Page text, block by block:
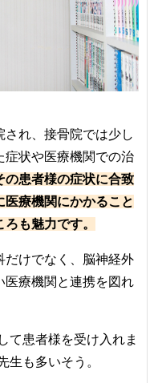
され、接骨院では少し
症状や医療機関での治
の患者様の症状に合致
医療機関にかかること
も魅力です。
だけでなく、脳神経外
医療機関と連携を図れ
て患者様を受け入れま
生も多いそう。